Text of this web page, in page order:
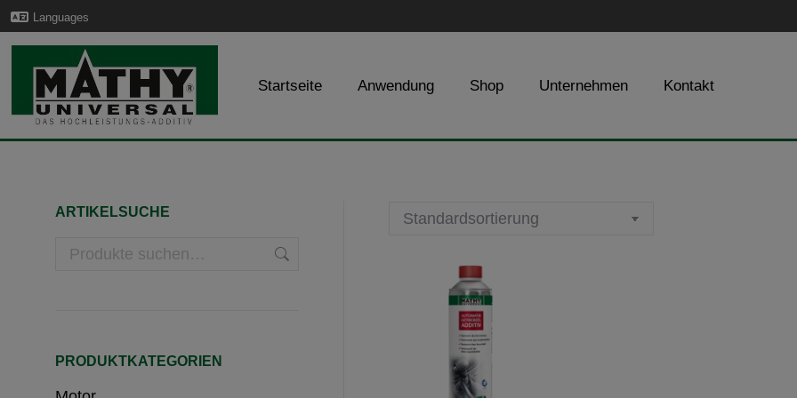
Languages
Startseite Anwendung Shop Unternehmen Kontakt
ARTIKELSUCHE
PRODUKTKATEGORIEN